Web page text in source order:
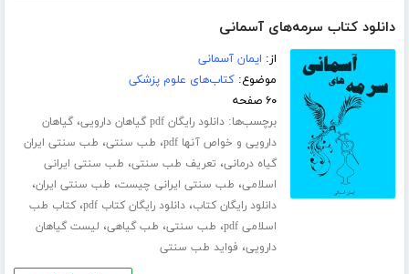
دانلود کتاب سرمه‌های آسمانی
از: ایمان آسمانی
موضوع:کتاب‌های علوم پزشکی
۶۰ صفحه
برچسب‌ها:دانلود رایگان pdf گیاهان دارویی ،گیاهان
دارویی و خواص آنها pdf
، طب سنتی، طب سنتی ایران
گیاه درمانی، تعریف طب سنتی، طب سنتی ایرانی
اسلامی، طب سنتی ایرانی چیست، طب سنتی ایران،
دانلود رایگان کتاب،دانلود رایگان کتاب pdf ،کتاب طب
اسلامی pdf
، طب سنتی، طب گیاهی، لیست گیاهان
دارویی، فواید طب سنتی